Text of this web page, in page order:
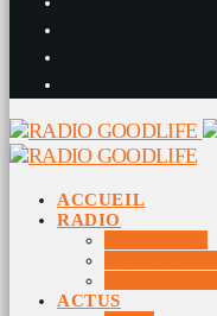
ACCUEIL
RADIO
ACTUS